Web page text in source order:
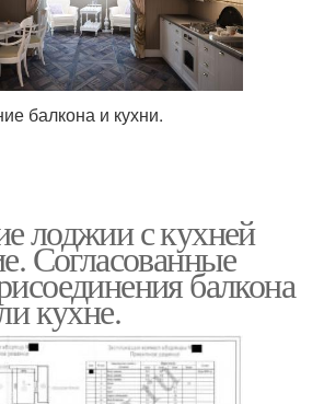
балкона и кухни.
лоджии с кухней
Согласованные
балкона
кухне.